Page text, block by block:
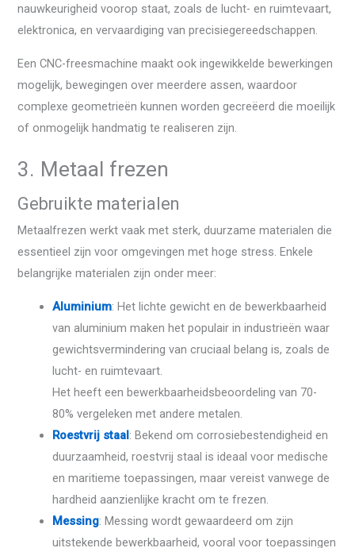
nauwkeurigheid voorop staat, zoals de lucht- en ruimtevaart,
elektronica, en vervaardiging van precisiegereedschappen.
Een CNC-freesmachine maakt ook ingewikkelde bewerkingen
mogelijk, bewegingen over meerdere assen, waardoor
complexe geometrieën kunnen worden gecreëerd die moeilijk
of onmogelijk handmatig te realiseren zijn.
3. Metaal frezen
Gebruikte materialen
Metaalfrezen werkt vaak met sterk, duurzame materialen die
essentieel zijn voor omgevingen met hoge stress. Enkele
belangrijke materialen zijn onder meer:
Aluminium: Het lichte gewicht en de bewerkbaarheid
van aluminium maken het populair in industrieën waar
gewichtsvermindering van cruciaal belang is, zoals de
lucht- en ruimtevaart.
Het heeft een bewerkbaarheidsbeoordeling van 70-
80% vergeleken met andere metalen.
Roestvrij staal: Bekend om corrosiebestendigheid en
duurzaamheid, roestvrij staal is ideaal voor medische
en maritieme toepassingen, maar vereist vanwege de
hardheid aanzienlijke kracht om te frezen.
Messing: Messing wordt gewaardeerd om zijn
uitstekende bewerkbaarheid, vooral voor toepassingen